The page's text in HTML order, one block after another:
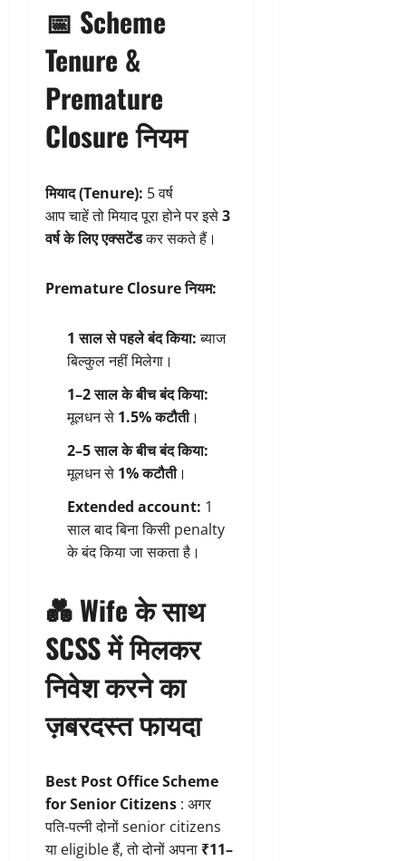
📅 Scheme
Tenure &
Premature
Closure नियम
मियाद (Tenure): 5 वर्ष
आप चाहें तो मियाद पूरा होने पर इसे3
वर्ष के लिए एक्सटेंडकर सकते हैं।
Premature Closure नियम:
1 साल से पहले बंद किया:ब्याज
बिल्कुल नहीं मिलेगा।
1–2 साल के बीच बंद किया:
मूलधन से 1.5% कटौती।
2–5 साल के बीच बंद किया:
मूलधन से 1% कटौती।
Extended account: 1
साल बाद बिना किसी penalty
के बंद किया जा सकता है।
💑 Wife के साथ
SCSS में मिलकर
निवेश करने का
ज़बरदस्त फायदा
Best Post Office Scheme
for Senior Citizens : अगर
पति-पत्नी दोनों senior citizens
या eligible हैं, तो दोनों अपना ₹11–